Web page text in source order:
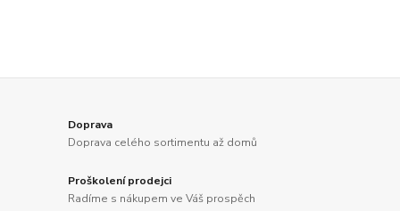
Doprava
Doprava celého sortimentu až domů
Proškolení prodejci
Radíme s nákupem ve Váš prospěch